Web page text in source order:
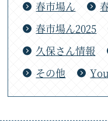
春市場ん
春市場ん2025
久保さん情報
その他